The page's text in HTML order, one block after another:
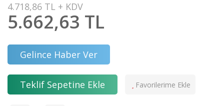
4.718,86 TL + KDV
5.662,63 TL
Gelince Haber Ver
Teklif Sepetine Ekle